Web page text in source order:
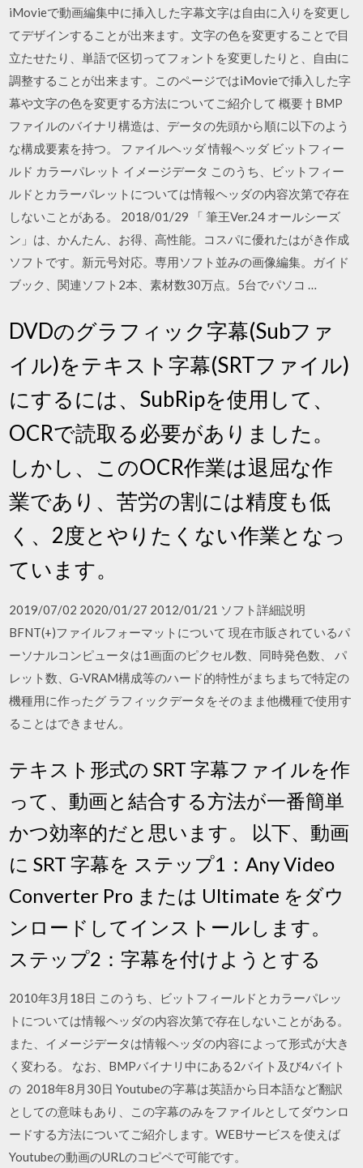
iMovieで動画編集中に挿入した字幕文字は自由に入りを変更し
てデザインすることが出来ます。文字の色を変更することで目
立たせたり、単語で区切ってフォントを変更したりと、自由に
調整することが出来ます。このページではiMovieで挿入した字
幕や文字の色を変更する方法についてご紹介して 概要 † BMP
ファイルのバイナリ構造は、データの先頭から順に以下のよう
な構成要素を持つ。 ファイルヘッダ 情報ヘッダ ビットフィー
ルド カラーパレット イメージデータ このうち、ビットフィー
ルドとカラーパレットについては情報ヘッダの内容次第で存在
しないことがある。 2018/01/29 「 筆王Ver.24 オールシーズ
ン」は、かんたん、お得、高性能。コスパに優れたはがき作成
ソフトです。新元号対応。専用ソフト並みの画像編集。ガイド
ブック、関連ソフト2本、素材数30万点。5台でパソコ …
DVDのグラフィック字幕(Subファ
イル)をテキスト字幕(SRTファイル)
にするには、SubRipを使用して、
OCRで読取る必要がありました。
しかし、このOCR作業は退屈な作
業であり、苦労の割には精度も低
く、2度とやりたくない作業となっ
ています。
2019/07/02 2020/01/27 2012/01/21 ソフト詳細説明
BFNT(+)ファイルフォーマットについて 現在市販されているパ
ーソナルコンピュータは1画面のピクセル数、同時発色数、 パ
レット数、G-VRAM構成等のハード的特性がまちまちで特定の
機種用に作ったグ ラフィックデータをそのまま他機種で使用す
ることはできません。
テキスト形式の SRT 字幕ファイルを作
って、動画と結合する方法が一番簡単
かつ効率的だと思います。 以下、動画
に SRT 字幕を ステップ1：Any Video
Converter Pro または Ultimate をダウ
ンロードしてインストールします。
ステップ2：字幕を付けようとする
2010年3月18日 このうち、ビットフィールドとカラーパレッ
トについては情報ヘッダの内容次第で存在しないことがある。
また、イメージデータは情報ヘッダの内容によって形式が大き
く変わる。 なお、BMPバイナリ中にある2バイト及び4バイト
の 2018年8月30日 Youtubeの字幕は英語から日本語など翻訳
としての意味もあり、この字幕のみをファイルとしてダウンロ
ードする方法についてご紹介します。WEBサービスを使えば
Youtubeの動画のURLのコピペで可能です。